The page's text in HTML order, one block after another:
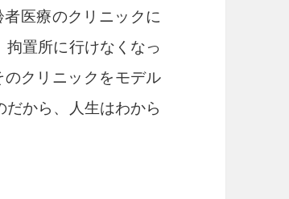
医療のクリニックに
置所に行けなくなっ
のクリニックをモデル
から、人生はわから